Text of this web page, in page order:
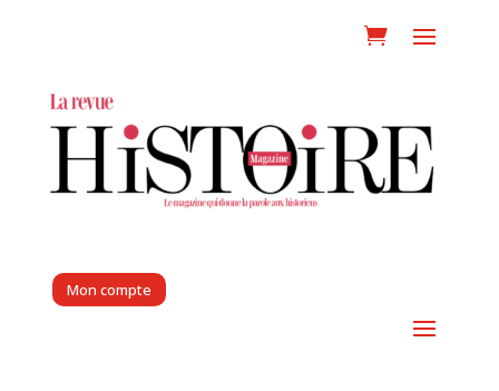
Mon compte